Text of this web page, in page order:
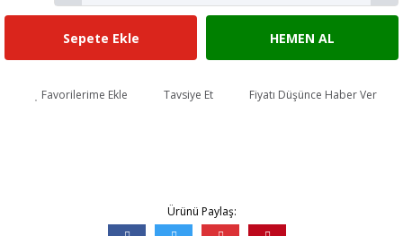
Sepete Ekle HEMEN AL
Favorilerime Ekle Tavsiye Et Fiyatı Düşünce Haber Ver
Ürünü Paylaş: